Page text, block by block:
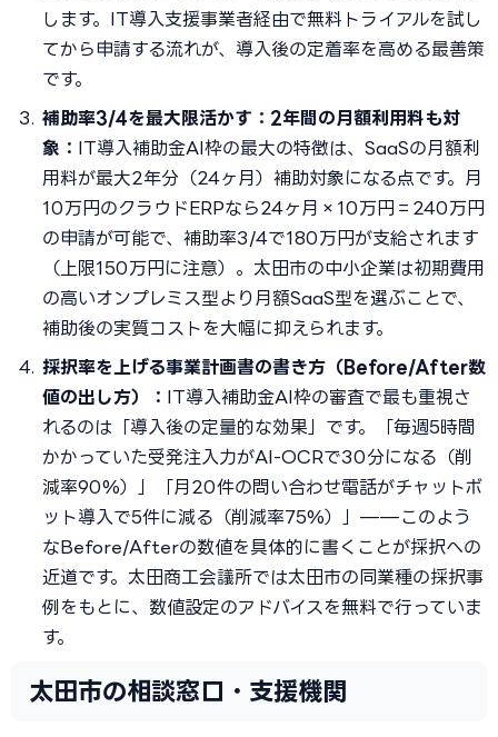
します。IT導入支援事業者経由で無料トライアルを試し
てから申請する流れが、導入後の定着率を高める最善策
です。
補助率3/4を最大限活かす：2年間の月額利用料も対
象： IT導入補助金AI枠の最大の特徴は、SaaSの月額利
用料が最大2年分（24ヶ月）補助対象になる点です。月
10万円のクラウドERPなら24ヶ月×10万円＝240万円
の申請が可能で、補助率3/4で180万円が支給されます
（上限150万円に注意）。太田市の中小企業は初期費用
の高いオンプレミス型より月額SaaS型を選ぶことで、
補助後の実質コストを大幅に抑えられます。
採択率を上げる事業計画書の書き方（Before/After数
値の出し方）： IT導入補助金AI枠の審査で最も重視さ
れるのは「導入後の定量的な効果」です。「毎週5時間
かかっていた受発注入力がAI-OCRで30分になる（削
減率90%）」「月20件の問い合わせ電話がチャットボ
ット導入で5件に減る（削減率75%）」——このよう
なBefore/Afterの数値を具体的に書くことが採択への
近道です。太田商工会議所では太田市の同業種の採択事
例をもとに、数値設定のアドバイスを無料で行っていま
す。
太田市の相談窓口・支援機関